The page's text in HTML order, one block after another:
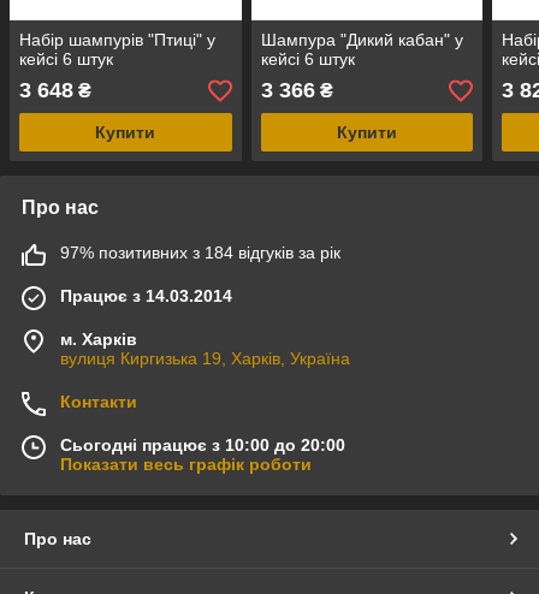
Набір шампурів "Птиці" у
кейсі 6 штук
3 648 ₴
Купити
Шампура "Дикий кабан" у
кейсі 6 штук
3 366₴
Купити
3
Про нас
97% позитивних з 184 відгуків за рік
Працює з 14.03.2014
м. Харків
вулиця Киргизька 19, Харків, Україна
Контакти
Сьогодні працює з 10:00 до 20:00
Показати весь графік роботи
Про нас